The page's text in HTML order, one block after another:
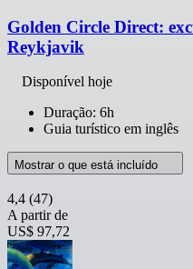
Golden Circle Direct:
Reykjavik
Disponível hoje
Duração: 6h
Guia turístico em inglês
Mostrar o que está incluído
4,4 (47)
A partir de
US$ 97,72